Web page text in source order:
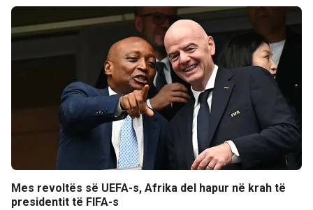
Mes revoltës së UEFA-s, Afrika del hapur në krah të
presidentit të FIFA-s